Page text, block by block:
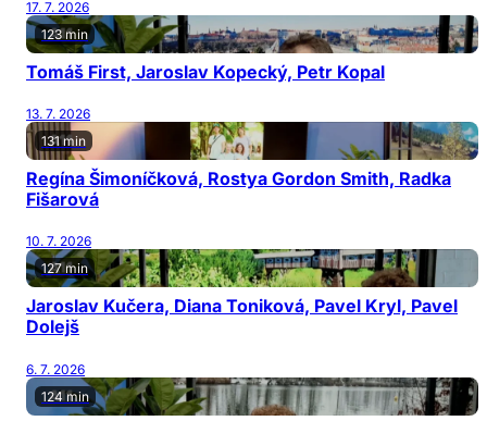
17. 7. 2026
123 min
Tomáš First, Jaroslav Kopecký, Petr Kopal
13. 7. 2026
131 min
Regína Šimoníčková, Rostya Gordon Smith, Radka
Fišarová
10. 7. 2026
127 min
Jaroslav Kučera, Diana Toniková, Pavel Kryl, Pavel
Dolejš
6. 7. 2026
124 min